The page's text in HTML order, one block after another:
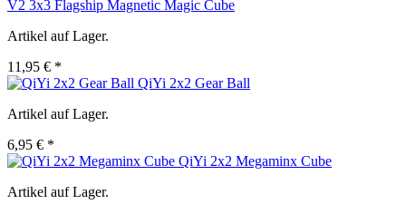
V2 3x3 Flagship Magnetic Magic Cube
Artikel auf Lager.
11,95 € *
QiYi 2x2 Gear Ball
Artikel auf Lager.
6,95 € *
QiYi 2x2 Megaminx Cube
Artikel auf Lager.